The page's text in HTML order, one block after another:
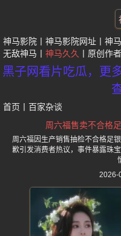
神马影院 神马影院网址 神
无敌神马
神马久久 原创作者
黑子网看片吃瓜，更
首页 百家杂谈
周六福售卖不合格
周六福因生产销售抽检不合格足
歉引发消费者热议，事件暴露珠
2026-